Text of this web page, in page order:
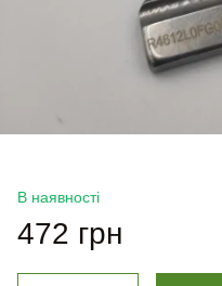
В наявності
472 грн